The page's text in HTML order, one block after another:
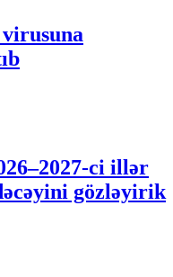
ci illər
gözləyirik